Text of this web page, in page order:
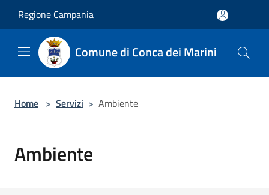
Regione Campania
Comune di Conca dei Marini
Home > Servizi > Ambiente
Ambiente